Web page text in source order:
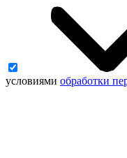
условиями обработки